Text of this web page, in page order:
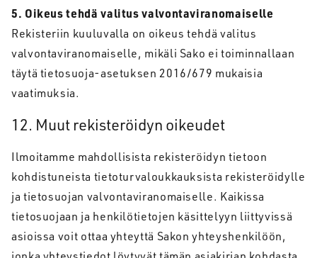
5. Oikeus tehdä valitus valvontaviranomaiselle
Rekisteriin kuuluvalla on oikeus tehdä valitus
valvontaviranomaiselle, mikäli Sako ei toiminnallaan
täytä tietosuoja-asetuksen 2016/679 mukaisia
vaatimuksia.
12. Muut rekisteröidyn oikeudet
Ilmoitamme mahdollisista rekisteröidyn tietoon
kohdistuneista tietoturvaloukkauksista rekisteröidylle
ja tietosuojan valvontaviranomaiselle. Kaikissa
tietosuojaan ja henkilötietojen käsittelyyn liittyvissä
asioissa voit ottaa yhteyttä Sakon yhteyshenkilöön,